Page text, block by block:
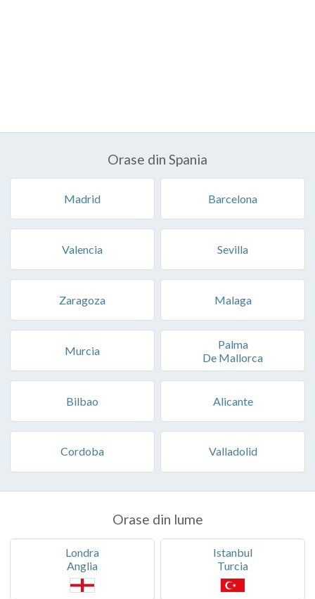
Orase din Spania
Madrid Barcelona
Valencia Sevilla
Zaragoza Malaga
Murcia
Palma
De Mallorca
Bilbao Alicante
Cordoba Valladolid
Orase din lume
Londra
Anglia
Istanbul
Turcia